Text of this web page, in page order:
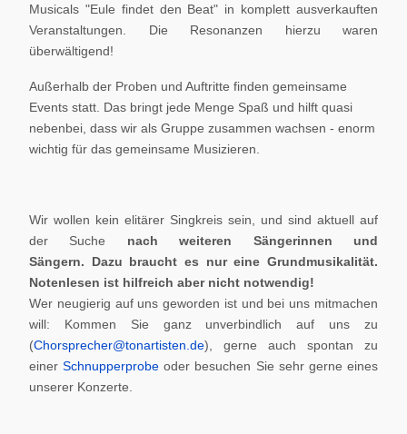
Musicals "Eule findet den Beat" in komplett ausverkauften
Veranstaltungen. Die Resonanzen hierzu waren
überwältigend!
Außerhalb der Proben und Auftritte finden gemeinsame
Events statt. Das bringt jede Menge Spaß und hilft quasi
nebenbei, dass wir als Gruppe zusammen wachsen - enorm
wichtig für das gemeinsame Musizieren.
Wir wollen kein elitärer Singkreis sein, und sind aktuell auf
der Suche nach weiteren Sängerinnen und
Sängern. Dazu braucht es nur eine Grundmusikalität.
Notenlesen ist hilfreich aber nicht notwendig!
Wer neugierig auf uns geworden ist und bei uns mitmachen
will: Kommen Sie ganz unverbindlich auf uns zu
(Chorsprecher@tonartisten.de), gerne auch spontan zu
einerSchnupperprobe oder besuchen Sie sehr gerne eines
unserer Konzerte.